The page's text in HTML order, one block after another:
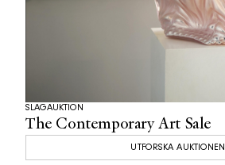
The Contemporary Art Sale
SLAGAUKTION
UTFORSKA AUKTIONEN